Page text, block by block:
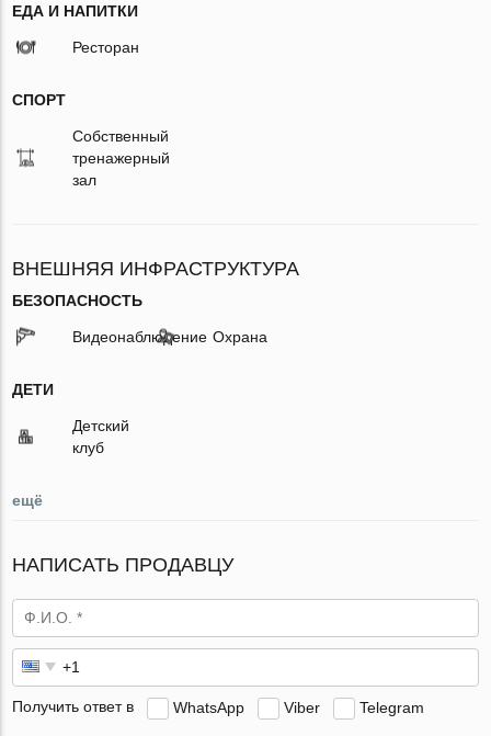
ЕДА И НАПИТКИ
Ресторан
СПОРТ
Собственный
тренажерный
зал
ВНЕШНЯЯ ИНФРАСТРУКТУРА
БЕЗОПАСНОСТЬ
Видеонаблюдение Охрана
ДЕТИ
Детский
клуб
ещё
НАПИСАТЬ ПРОДАВЦУ
Получить ответ в WhatsApp Viber Telegram